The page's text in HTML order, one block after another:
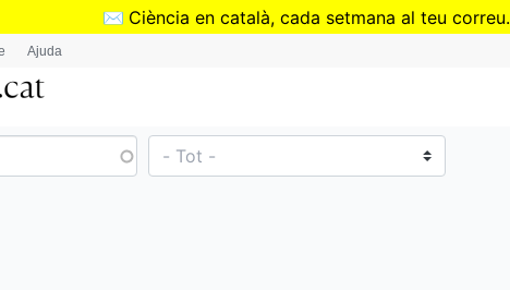
Vés
✉️ Ciència en català, cada setmana al teu correu.
Ajuda